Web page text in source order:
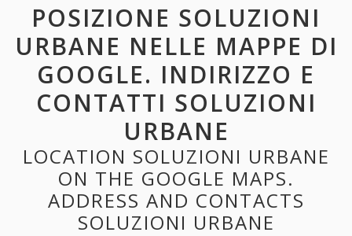
POSIZIONE SOLUZIONI
URBANE NELLE MAPPE DI
GOOGLE. INDIRIZZO E
CONTATTI SOLUZIONI
URBANE
LOCATION SOLUZIONI URBANE
ON THE GOOGLE MAPS.
ADDRESS AND CONTACTS
SOLUZIONI URBANE